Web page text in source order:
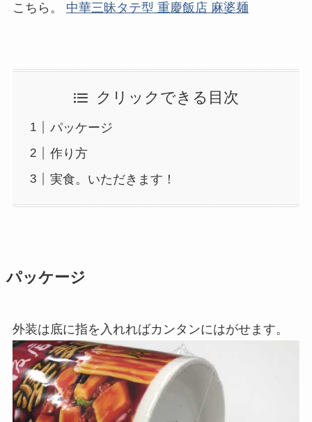
こちら。 中華三昧タテ型 重慶飯店 麻婆麺
クリックできる目次
パッケージ
作り方
実食。いただきます！
パッケージ
外装は底に指を入れればカンタンにはがせます。